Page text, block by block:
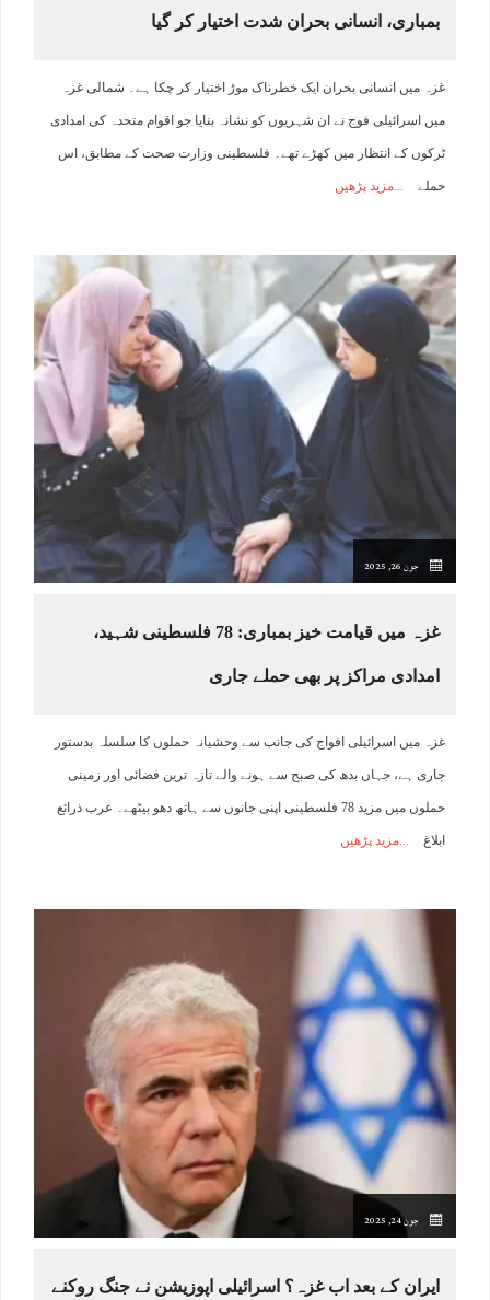
بمباری، انسانی بحران شدت اختیار کر گیا
غزہ میں انسانی بحران ایک خطرناک موڑ اختیار کر چکا ہے۔ شمالی غزہ
میں اسرائیلی فوج نے ان شہریوں کو نشانہ بنایا جو اقوام متحدہ کی امدادی
ٹرکوں کے انتظار میں کھڑے تھے۔ فلسطینی وزارت صحت کے مطابق، اس
حملے مزید پڑھیں
جون 26, 2025
غزہ میں قیامت خیز بمباری: 78 فلسطینی شہید،
امدادی مراکز پر بھی حملے جاری
غزہ میں اسرائیلی افواج کی جانب سے وحشیانہ حملوں کا سلسلہ بدستور
جاری ہے، جہاں بدھ کی صبح سے ہونے والے تازہ ترین فضائی اور زمینی
حملوں میں مزید 78 فلسطینی اپنی جانوں سے ہاتھ دھو بیٹھے۔ عرب ذرائع
ابلاغ مزید پڑھیں
جون 24, 2025
ایران کے بعد اب غزہ؟ اسرائیلی اپوزیشن نے جنگ روکنے